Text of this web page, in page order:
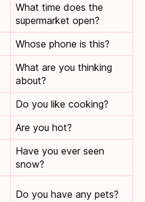
What time does the
supermarket open?
Whose phone is this?
What are you thinking
about?
Do you like cooking?
Are you hot?
Have you ever seen
snow?
Do you have any pets?